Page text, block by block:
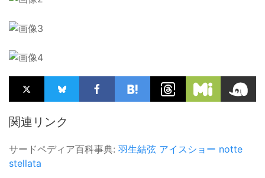
関連リンク
サードペディア百科事典: 羽生結弦 アイスショー notte
stellata